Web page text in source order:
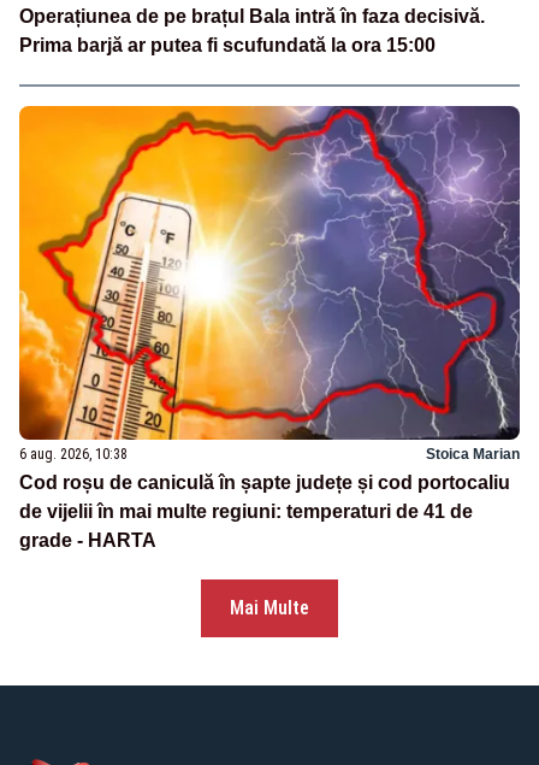
Operațiunea de pe brațul Bala intră în faza decisivă.
Prima barjă ar putea fi scufundată la ora 15:00
6 aug. 2026, 10:38 Stoica Marian
Cod roșu de caniculă în șapte județe și cod portocaliu
de vijelii în mai multe regiuni: temperaturi de 41 de
grade - HARTA
Mai Multe